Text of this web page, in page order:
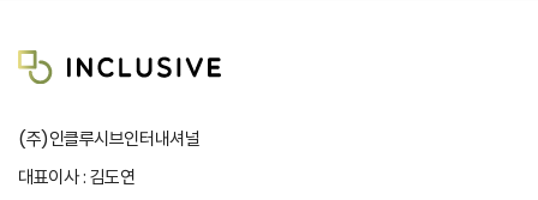
(주)인클루시브인터내셔널
대표이사 : 김도연